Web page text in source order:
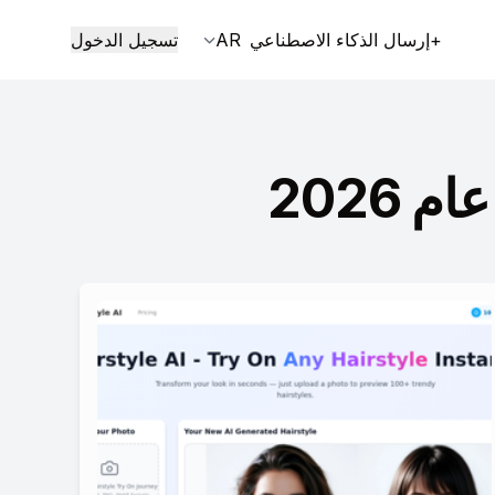
+إرسال الذكاء الاصطناعي AR تسجيل الدخول